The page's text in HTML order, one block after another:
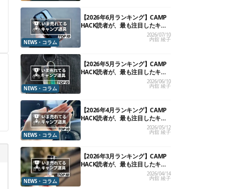
NEWS・コラム
【2026年6月ランキング】CAMP
HACK読者が、最も注目したキャ
2026/07/10
内舘 綾子
NEWS・コラム
【2026年5月ランキング】CAMP
HACK読者が、最も注目したキャ
ンプ道具TOP10
2026/06/10
内舘 綾子
NEWS・コラム
【2026年4月ランキング】CAMP
HACK読者が、最も注目したキャ
ンプ道具TOP10
2026/05/12
内舘 綾子
NEWS・コラム
【2026年3月ランキング】CAMP
HACK読者が、最も注目したキャ
ンプ道具TOP10
2026/04/14
内舘 綾子